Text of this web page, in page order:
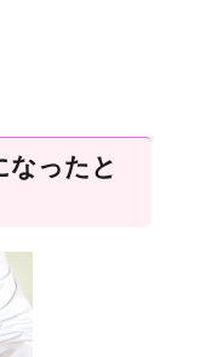
なったと